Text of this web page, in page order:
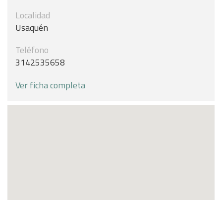
Localidad
Usaquén
Teléfono
3142535658
Ver ficha completa